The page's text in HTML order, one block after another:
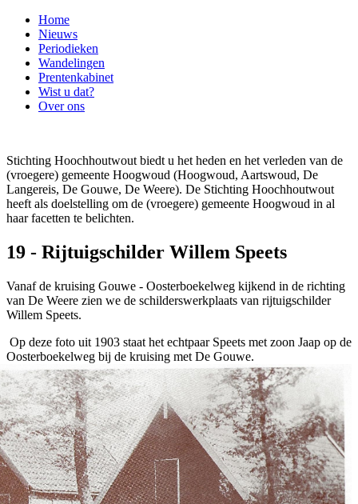
Home
Nieuws
Periodieken
Wandelingen
Prentenkabinet
Wist u dat?
Over ons
Stichting Hoochhoutwout biedt u het heden en het verleden van de
(vroegere) gemeente Hoogwoud (Hoogwoud, Aartswoud, De
Langereis, De Gouwe, De Weere). De Stichting Hoochhoutwout
heeft als doelstelling om de (vroegere) gemeente Hoogwoud in al
haar facetten te belichten.
19 - Rijtuigschilder Willem Speets
Vanaf de kruising Gouwe - Oosterboekelweg kijkend in de richting
van De Weere zien we de schilderswerkplaats van rijtuigschilder
Willem Speets.
Op deze foto uit 1903 staat het echtpaar Speets met zoon Jaap op de
Oosterboekelweg bij de kruising met De Gouwe.